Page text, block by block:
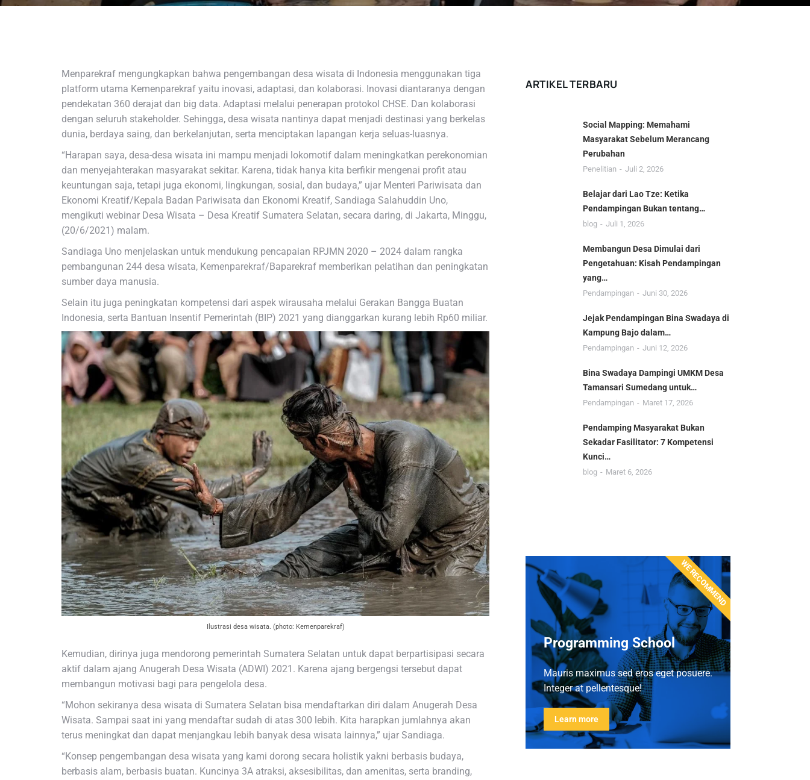
Menparekraf mengungkapkan bahwa pengembangan desa wisata di Indonesia menggunakan tiga
platform utama Kemenparekraf yaitu inovasi, adaptasi, dan kolaborasi. Inovasi diantaranya dengan
pendekatan 360 derajat dan big data. Adaptasi melalui penerapan protokol CHSE. Dan kolaborasi
dengan seluruh stakeholder. Sehingga, desa wisata nantinya dapat menjadi destinasi yang berkelas
dunia, berdaya saing, dan berkelanjutan, serta menciptakan lapangan kerja seluas-luasnya.
“Harapan saya, desa-desa wisata ini mampu menjadi lokomotif dalam meningkatkan perekonomian
dan menyejahterakan masyarakat sekitar. Karena, tidak hanya kita berfikir mengenai profit atau
keuntungan saja, tetapi juga ekonomi, lingkungan, sosial, dan budaya,” ujar Menteri Pariwisata dan
Ekonomi Kreatif/Kepala Badan Pariwisata dan Ekonomi Kreatif, Sandiaga Salahuddin Uno,
mengikuti webinar Desa Wisata – Desa Kreatif Sumatera Selatan, secara daring, di Jakarta, Minggu,
(20/6/2021) malam.
Sandiaga Uno menjelaskan untuk mendukung pencapaian RPJMN 2020 – 2024 dalam rangka
pembangunan 244 desa wisata, Kemenparekraf/Baparekraf memberikan pelatihan dan peningkatan
sumber daya manusia.
Selain itu juga peningkatan kompetensi dari aspek wirausaha melalui Gerakan Bangga Buatan
Indonesia, serta Bantuan Insentif Pemerintah (BIP) 2021 yang dianggarkan kurang lebih Rp60 miliar.
Ilustrasi desa wisata. (photo: Kemenparekraf)
Kemudian, dirinya juga mendorong pemerintah Sumatera Selatan untuk dapat berpartisipasi secara
aktif dalam ajang Anugerah Desa Wisata (ADWI) 2021. Karena ajang bergengsi tersebut dapat
membangun motivasi bagi para pengelola desa.
“Mohon sekiranya desa wisata di Sumatera Selatan bisa mendaftarkan diri dalam Anugerah Desa
Wisata. Sampai saat ini yang mendaftar sudah di atas 300 lebih. Kita harapkan jumlahnya akan
terus meningkat dan dapat menjangkau lebih banyak desa wisata lainnya,” ujar Sandiaga.
“Konsep pengembangan desa wisata yang kami dorong secara holistik yakni berbasis budaya,
berbasis alam, berbasis buatan. Kuncinya 3A atraksi, aksesibilitas, dan amenitas, serta branding,
ARTIKEL TERBARU
Social Mapping: Memahami
Masyarakat Sebelum Merancang
Perubahan
Penelitian Juli 2, 2026
Belajar dari Lao Tze: Ketika
Pendampingan Bukan tentang…
blog Juli 1, 2026
Membangun Desa Dimulai dari
Pengetahuan: Kisah Pendampingan
yang…
Pendampingan Juni 30, 2026
Jejak Pendampingan Bina Swadaya di
Kampung Bajo dalam…
Pendampingan Juni 12, 2026
Bina Swadaya Dampingi UMKM Desa
Tamansari Sumedang untuk…
Pendampingan Maret 17, 2026
Pendamping Masyarakat Bukan
Sekadar Fasilitator: 7 Kompetensi
Kunci…
blog Maret 6, 2026
Programming School
Mauris maximus sed eros eget posuere.
Integer at pellentesque!
Learn more
WE RECOMMEND